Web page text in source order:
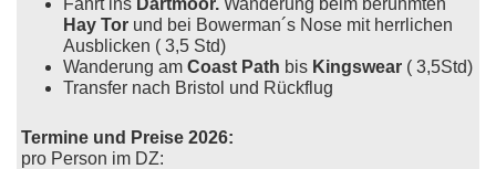
Hay Tor und bei Bowerman´s Nose mit herrlichen
Ausblicken ( 3,5 Std)
Wanderung am Coast Path bis Kingswear ( 3,5Std)
Transfer nach Bristol und Rückflug
Termine und Preise 2026:
pro Person im DZ: